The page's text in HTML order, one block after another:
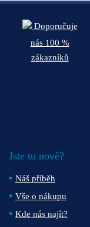
Doporučuje
nás 100 %
zákazníků
Jste tu nově?
Náš příběh
Vše o nákupu
Kde nás najít?